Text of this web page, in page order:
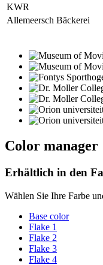
KWR
Allemeersch Bäckerei
Color manager
Erhältlich in den
Wählen Sie Ihre Farbe
Base color
Flake 1
Flake 2
Flake 3
Flake 4